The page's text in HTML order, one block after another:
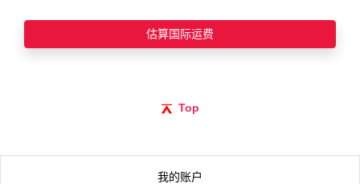
估算国际运费
Top
我的账户